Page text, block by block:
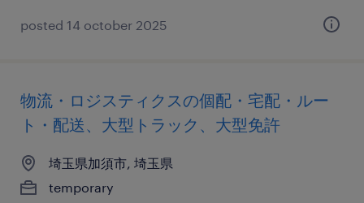
posted 14 october 2025
物流・ロジスティクスの個配・宅配・ルー
ト・配送、大型トラック、大型免許
埼玉県加須市, 埼玉県
temporary